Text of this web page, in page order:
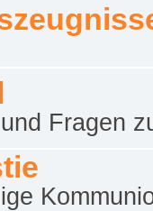
Fragen